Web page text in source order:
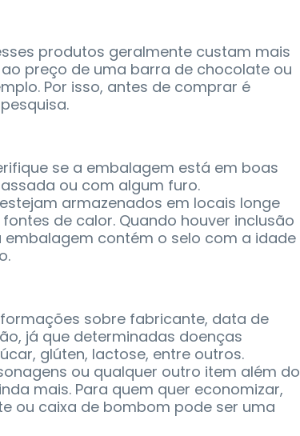
produtos geralmente custam mais
preço de uma barra de chocolate ou
Por isso, antes de comprar é
se a embalagem está em boas
ou com algum furo.
armazenados em locais longe
de calor. Quando houver inclusão
embalagem contém o selo com a idade
sobre fabricante, data de
já que determinadas doenças
glúten, lactose, entre outros.
ou qualquer outro item além do
mais. Para quem quer economizar,
ou caixa de bombom pode ser uma